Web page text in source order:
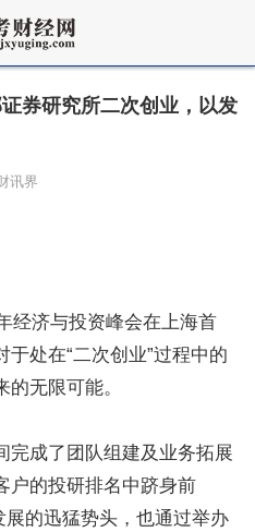
券研究所二次创业，以发
讯界
经济与投资峰会在上海首
处在“二次创业”过程中的
无限可能。
完成了团队组建及业务拓展
户的投研排名中跻身前
展的迅猛势头，也通过举办